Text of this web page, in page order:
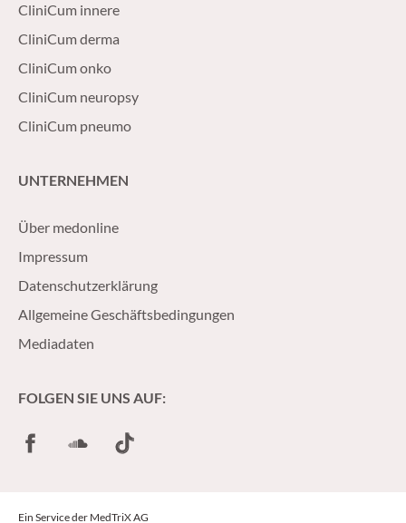
CliniCum innere
CliniCum derma
CliniCum onko
CliniCum neuropsy
CliniCum pneumo
UNTERNEHMEN
Über medonline
Impressum
Datenschutzerklärung
Allgemeine Geschäftsbedingungen
Mediadaten
FOLGEN SIE UNS AUF:
FacebookSoundCloud
TikTok
Ein Service der MedTriX AG